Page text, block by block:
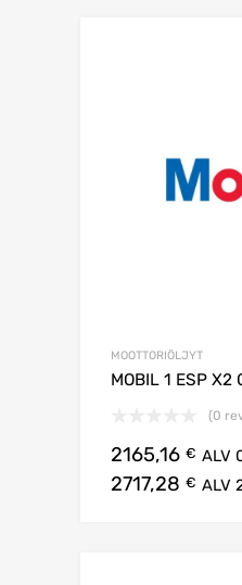
MOOTTORIÖLJYT
MOBIL 1 ESP
(0
2165,16 € ALV
2717,28 € ALV